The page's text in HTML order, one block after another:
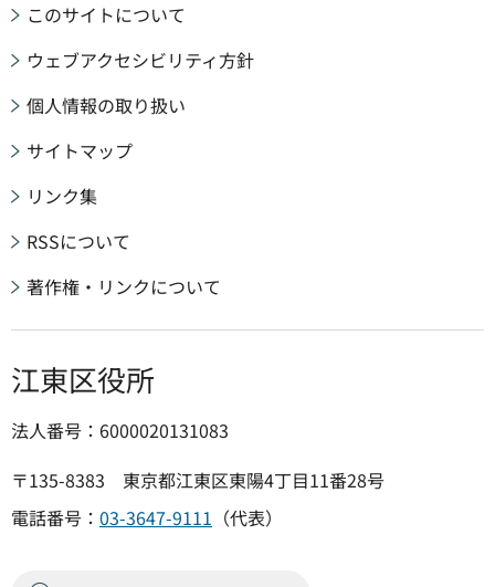
このサイトについて
ウェブアクセシビリティ方針
個人情報の取り扱い
サイトマップ
リンク集
RSSについて
著作権・リンクについて
江東区役所
法人番号：6000020131083
〒135-8383 東京都江東区東陽4丁目11番28号
電話番号： 03-3647-9111 （代表）